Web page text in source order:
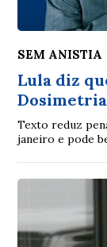
SEM ANISTIA
Lula diz
Texto reduz
janeiro e pode